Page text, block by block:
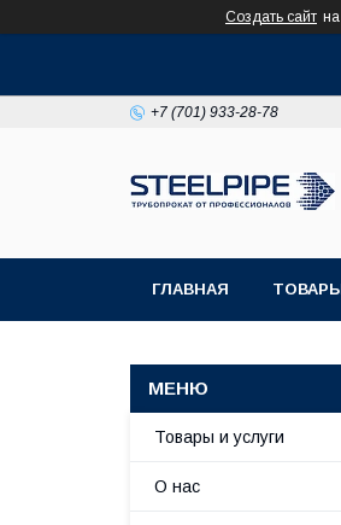
Создать сайт
+7 (701) 933-28-78
ГЛАВНАЯ
Товары и услуги
О нас